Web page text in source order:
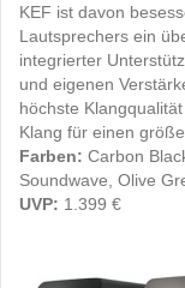
KEF ist davon
Lautsprechers ein
integrierter
und eigenen
höchste
Klang für einen
Farben: Carbon
Soundwave, Olive
UVP: 1.399 €